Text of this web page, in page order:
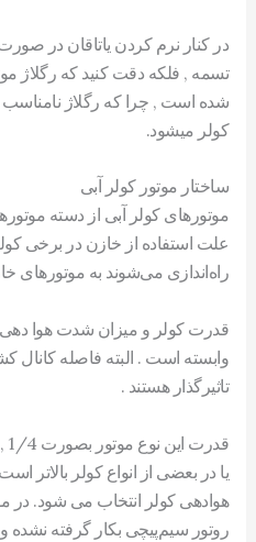
در کنار نرم کردن یاتاقان در
تسمه , فلکه دقت کنید که رگلاژ
شده است , چرا که رگلاژ نامناسب
کولر میشود.
ساختار موتور کولر آبی
موتور‌های کولر آبی از دسته
راه‌اندازی می‌شوند به موتورهای
قدرت کولر و میزان شدت هوا دهی
وابسته است . البته فاصله کانال
تاثیرگذار هستند .
یا در بعضی از انواع کولر
هوا‌دهی کولر انتخاب می شود. در
روتور سیم‌پیچی بکار گرفته نشده